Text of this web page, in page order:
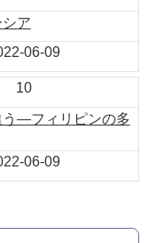
ア
06-09
10
う—フィリピンの多
06-09